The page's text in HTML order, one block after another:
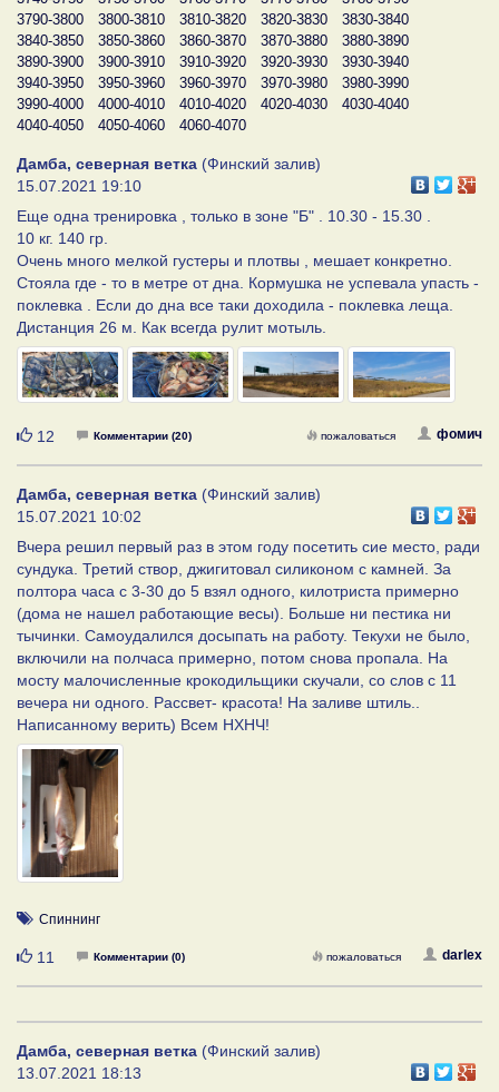
3790-3800
3800-3810 3810-3820 3820-3830
3830-3840
3840-3850
3850-3860 3860-3870 3870-3880
3880-3890
3890-3900
3900-3910 3910-3920 3920-3930
3930-3940
3940-3950
3950-3960 3960-3970 3970-3980
3980-3990
3990-4000
4000-4010 4010-4020 4020-4030
4030-4040
4040-4050
4050-4060 4060-4070
Дамба, северная ветка (Финский залив)
15.07.2021 19:10
Еще одна тренировка , только в зоне "Б" . 10.30 - 15.30 .
10 кг. 140 гр.
Очень много мелкой густеры и плотвы , мешает конкретно.
Стояла где - то в метре от дна. Кормушка не успевала упасть -
поклевка . Если до дна все таки доходила - поклевка леща.
Дистанция 26 м. Как всегда рулит мотыль.
Нравится
12 Комментарии (20) фомич
пожаловаться
Дамба, северная ветка (Финский залив)
15.07.2021 10:02
Вчера решил первый раз в этом году посетить сие место, ради
сундука. Третий створ, джигитовал силиконом с камней. За
полтора часа с 3-30 до 5 взял одного, килотриста примерно
(дома не нашел работающие весы). Больше ни пестика ни
тычинки. Самоудалился досыпать на работу. Текухи не было,
включили на полчаса примерно, потом снова пропала. На
мосту малочисленные крокодильщики скучали, со слов с 11
вечера ни одного. Рассвет- красота! На заливе штиль..
Написанному верить) Всем НХНЧ!
Спиннинг
Нравится
11 Комментарии (0) darlex
пожаловаться
Дамба, северная ветка (Финский залив)
13.07.2021 18:13